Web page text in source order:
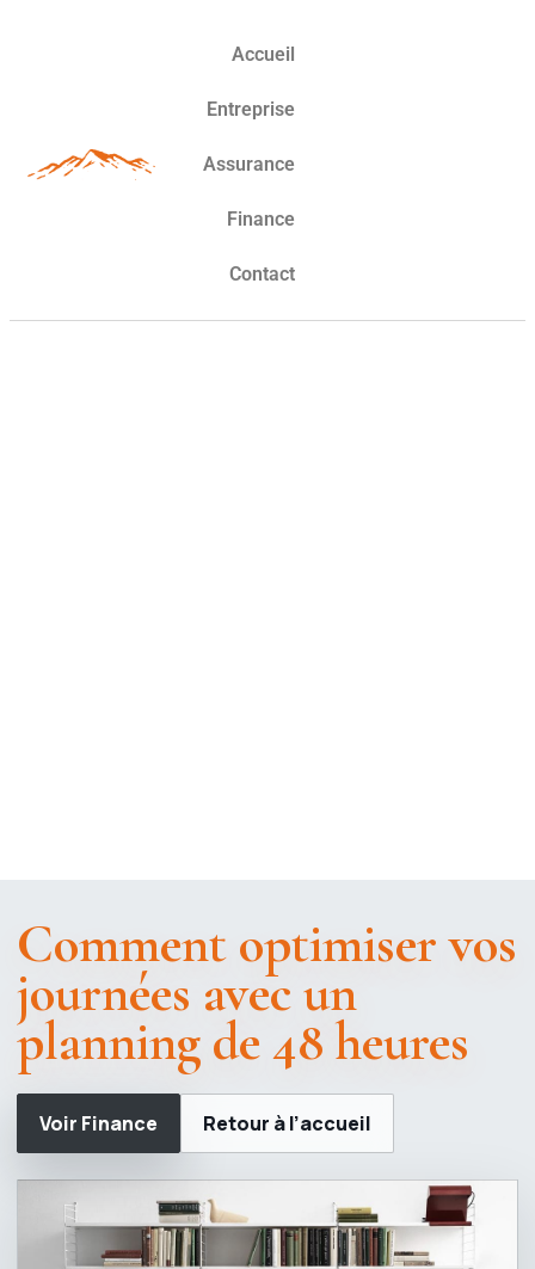
Accueil
Entreprise
Assurance
Finance
Contact
Comment optimiser vos
journées avec un
planning de 48 heures
Voir Finance Retour à l’accueil